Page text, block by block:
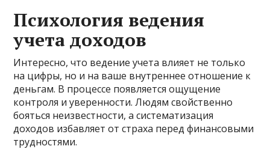
Психология ведения
учета доходов
Интересно, что ведение учета влияет не только
на цифры, но и на ваше внутреннее отношение к
деньгам. В процессе появляется ощущение
контроля и уверенности. Людям свойственно
бояться неизвестности, а систематизация
доходов избавляет от страха перед финансовыми
трудностями.